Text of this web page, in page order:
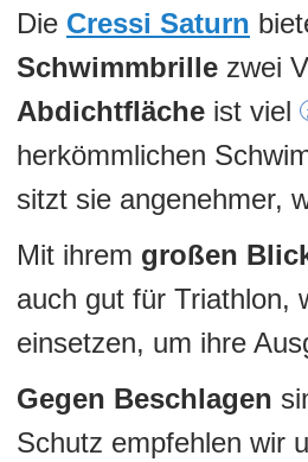
Die Cressi Saturn
Schwimmbrille zwei
Abdichtfläche ist viel
herkömmlichen
sitzt sie angenehmer,
Mit ihrem großen
auch gut für Triathlon,
einsetzen, um ihre
Gegen Beschlagen
Schutz empfehlen wir